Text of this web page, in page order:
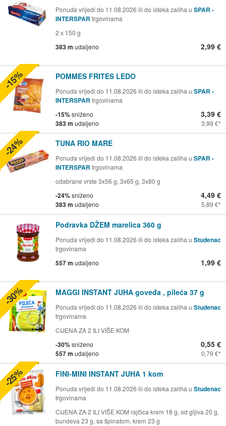
Ponuda vrijedi do 11.08.2026 ili do isteka zaliha u SPAR -
INTERSPAR trgovinama
2 x 150 g
383 m udaljeno 2,99 €
POMMES FRITES LEDO
Ponuda vrijedi do 11.08.2026 ili do isteka zaliha u SPAR -
INTERSPAR trgovinama
-15%sniženo
383 m udaljeno
3,39 €
3,99 €
-15%
TUNA RIO MARE
Ponuda vrijedi do 11.08.2026 ili do isteka zaliha u SPAR -
INTERSPAR trgovinama
odabrane vrste 3x56 g, 3x65 g, 3x80 g
-24%sniženo
383 m udaljeno
4,49 €
5,89 €
-24%
Podravka DŽEM marelica 360 g
Ponuda vrijedi do 11.08.2026 ili do isteka zaliha u Studenac
trgovinama
557 m udaljeno 1,99 €
MAGGI INSTANT JUHA goveđa , pileća 37 g
Ponuda vrijedi do 11.08.2026 ili do isteka zaliha u Studenac
trgovinama
CIJENA ZA 2 ILI VIŠE KOM
-30%sniženo
557 m udaljeno
0,55 €
0,79 €
-30%
FINI-MINI INSTANT JUHA 1 kom
Ponuda vrijedi do 11.08.2026 ili do isteka zaliha u Studenac
trgovinama
CIJENA ZA 2 ILI VIŠE KOM rajčica krem 18 g, od gljiva 20 g,
bundeva 23 g, sa špinatom, krem 23 g
-25%